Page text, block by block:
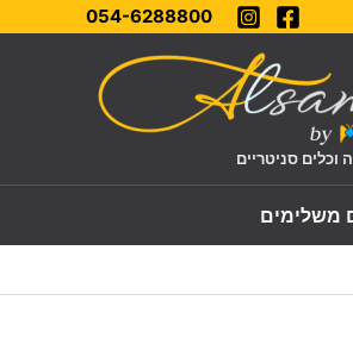
054-6288800
סניטריים
משלימים